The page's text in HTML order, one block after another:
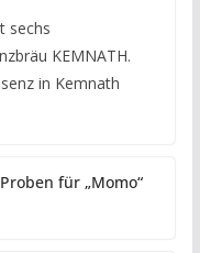
sechs
KEMNATH.
in Kemnath
für „Momo“